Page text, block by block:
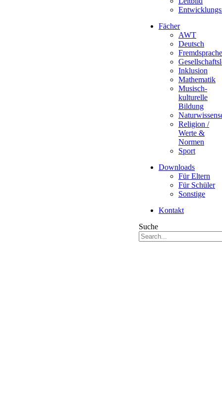
Fächer
AWT
Deutsch
Inklusion
Mathematik
Musisch-
kulturelle
Bildung
Religion /
Werte &
Normen
Sport
Downloads
Für Eltern
Für Schüler
Sonstige
Kontakt
Suche